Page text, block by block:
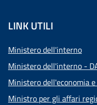
LINK UTILI
Ministero dell'interno
Ministero dell'interno -
Ministero dell'economia
Ministro per gli affari